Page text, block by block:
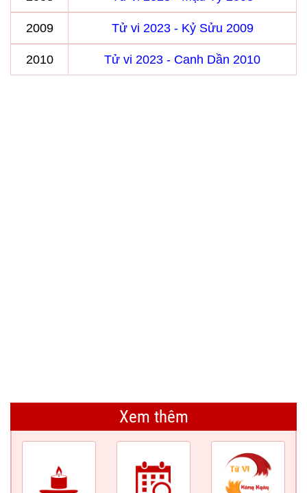
2009 Tử vi 2023 - Kỷ Sửu 2009
2010 Tử vi 2023 - Canh Dần 2010
Xem thêm